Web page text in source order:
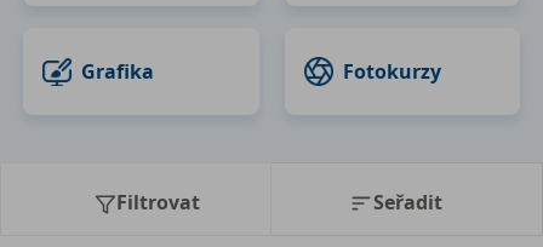
Grafika Fotokurzy
Filtrovat Seřadit